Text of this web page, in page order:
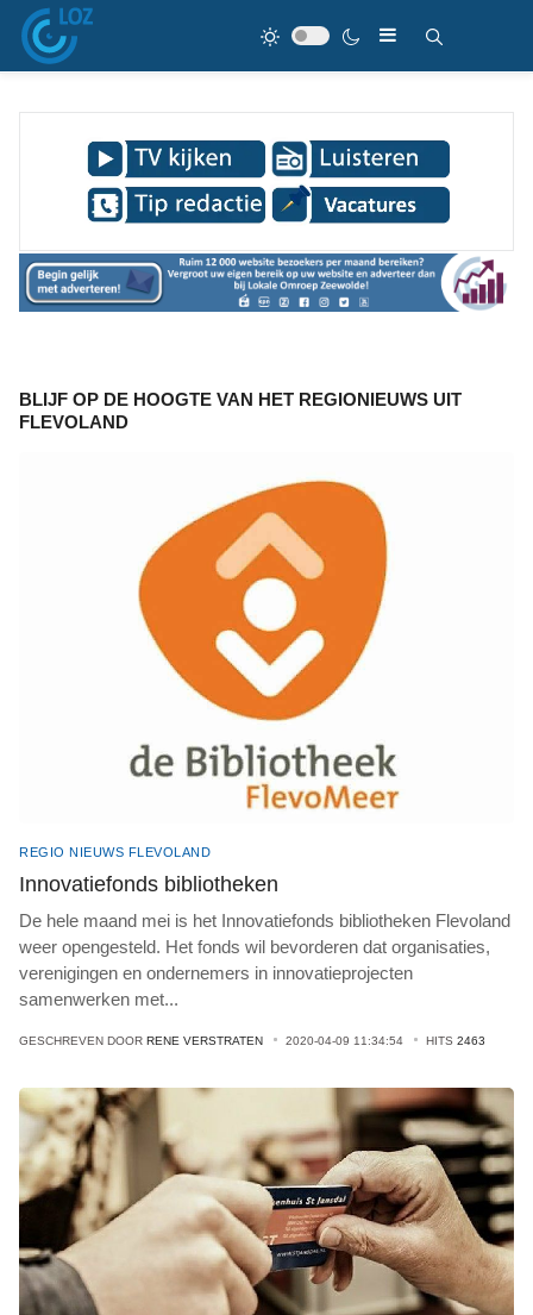
BLIJF OP DE HOOGTE VAN HET REGIONIEUWS UIT
FLEVOLAND
REGIO NIEUWS FLEVOLAND
Innovatiefonds bibliotheken
De hele maand mei is het Innovatiefonds bibliotheken Flevoland
weer opengesteld. Het fonds wil bevorderen dat organisaties,
verenigingen en ondernemers in innovatieprojecten
samenwerken met...
GESCHREVEN DOOR RENE VERSTRATEN 2020-04-09 11:34:54 HITS 2463